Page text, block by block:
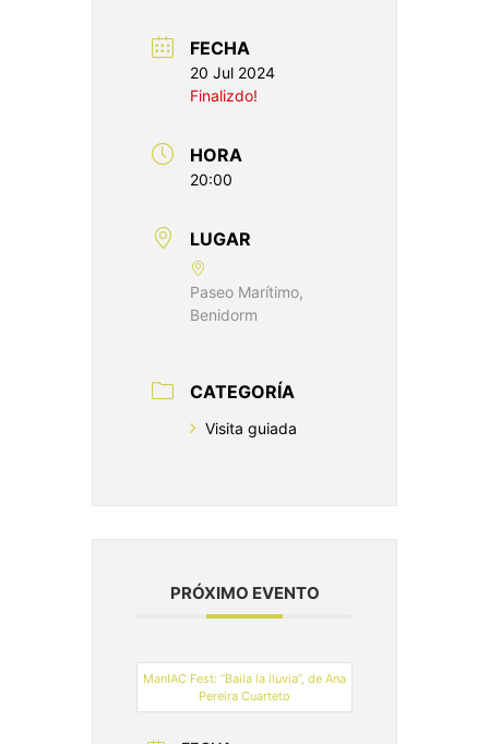
FECHA
20 Jul 2024
Finalizdo!
HORA
20:00
LUGAR
Paseo Marítimo,
Benidorm
CATEGORÍA
Visita guiada
PRÓXIMO EVENTO
ManIAC Fest: “Baila la lluvia”, de Ana
Pereira Cuarteto